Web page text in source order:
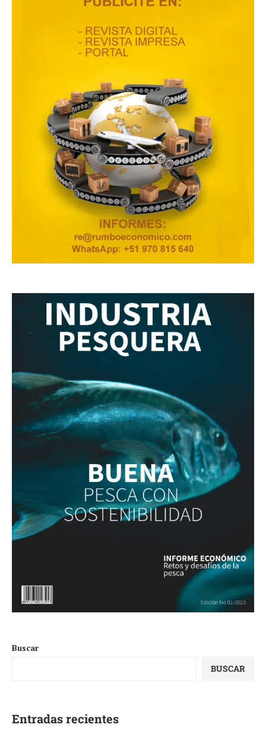
Buscar
BUSCAR
Entradas recientes